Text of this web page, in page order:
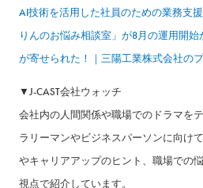
AI技術を活用した社員のための業務支
りんのお悩み相談室」が8月の運用開
が寄せられた！｜三陽工業株式会社の
▼J-CAST会社ウォッチ
会社内の人間関係や職場でのドラマを
ラリーマンやビジネスパーソンに向け
やキャリアアップのヒント、職場での
視点で紹介しています。